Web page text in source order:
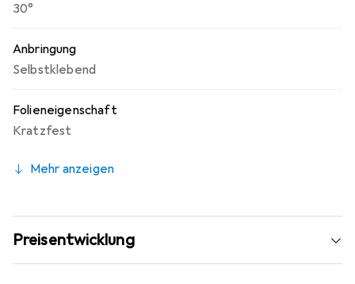
30°
Anbringung
Selbstklebend
Folieneigenschaft
Kratzfest
Mehr anzeigen
Preisentwicklung